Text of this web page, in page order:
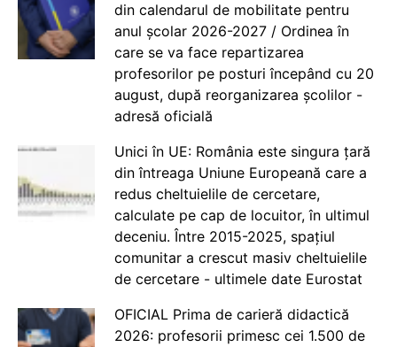
din calendarul de mobilitate pentru
anul școlar 2026-2027 / Ordinea în
care se va face repartizarea
profesorilor pe posturi începând cu 20
august, după reorganizarea școlilor -
adresă oficială
Unici în UE: România este singura țară
din întreaga Uniune Europeană care a
redus cheltuielile de cercetare,
calculate pe cap de locuitor, în ultimul
deceniu. Între 2015-2025, spațiul
comunitar a crescut masiv cheltuielile
de cercetare - ultimele date Eurostat
OFICIAL Prima de carieră didactică
2026: profesorii primesc cei 1.500 de